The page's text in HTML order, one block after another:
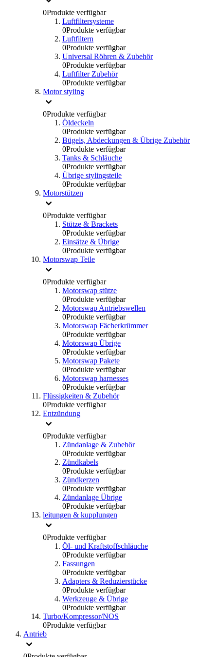
0Produkte verfügbar
Luftfiltersysteme
0Produkte verfügbar
Luftfiltern
0Produkte verfügbar
Universal Röhren & Zubehör
0Produkte verfügbar
Luftfilter Zubehör
0Produkte verfügbar
Motor styling
0Produkte verfügbar
Öldeckeln
0Produkte verfügbar
Bügels, Abdeckungen & Übrige Zubehör
0Produkte verfügbar
Tanks & Schläuche
0Produkte verfügbar
Übrige stylingsteile
0Produkte verfügbar
Motorstützen
0Produkte verfügbar
Stütze & Brackets
0Produkte verfügbar
Einsätze & Übrige
0Produkte verfügbar
Motorswap Teile
0Produkte verfügbar
Motorswap stütze
0Produkte verfügbar
Motorswap Antriebswellen
0Produkte verfügbar
Motorswap Fächerkrümmer
0Produkte verfügbar
Motorswap Übrige
0Produkte verfügbar
Motorswap Pakete
0Produkte verfügbar
Motorswap harnesses
0Produkte verfügbar
Flüssigkeiten & Zubehör
0Produkte verfügbar
Entzündung
0Produkte verfügbar
Zündanlage & Zubehör
0Produkte verfügbar
Zündkabels
0Produkte verfügbar
Zündkerzen
0Produkte verfügbar
Zündanlage Übrige
0Produkte verfügbar
leitungen & kupplungen
0Produkte verfügbar
Öl- und Kraftstoffschläuche
0Produkte verfügbar
Fassungen
0Produkte verfügbar
Adapters & Reduzierstücke
0Produkte verfügbar
Werkzeuge & Übrige
0Produkte verfügbar
Turbo/Kompressor/NOS
0Produkte verfügbar
Antrieb